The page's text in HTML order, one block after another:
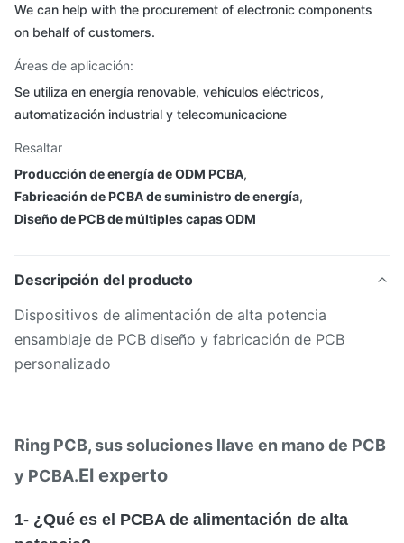
We can help with the procurement of electronic components
on behalf of customers.
Áreas de aplicación:
Se utiliza en energía renovable, vehículos eléctricos,
automatización industrial y telecomunicacione
Resaltar
Producción de energía de ODM PCBA,
Fabricación de PCBA de suministro de energía,
Diseño de PCB de múltiples capas ODM
Descripción del producto
Dispositivos de alimentación de alta potencia
ensamblaje de PCB diseño y fabricación de PCB
personalizado
Ring PCB, sus soluciones llave en mano de PCB
y PCBA.El experto
1- ¿Qué es el PCBA de alimentación de alta